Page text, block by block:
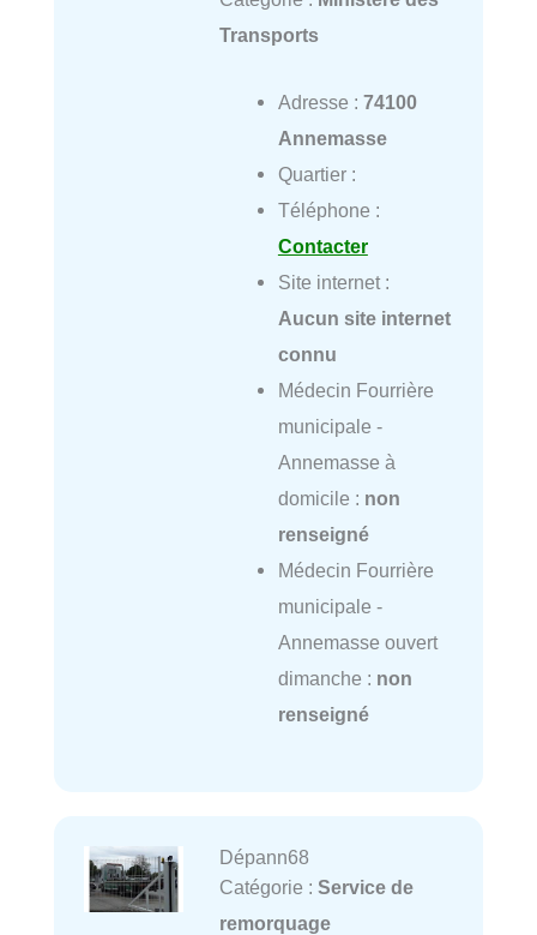
Transports
Adresse : 74100
Annemasse
Quartier :
Téléphone :
Contacter
Site internet :
Aucun site internet
connu
Médecin Fourrière
municipale -
Annemasse à
domicile : non
renseigné
Médecin Fourrière
municipale -
Annemasse ouvert
dimanche : non
renseigné
Dépann68
Catégorie : Service de
remorquage